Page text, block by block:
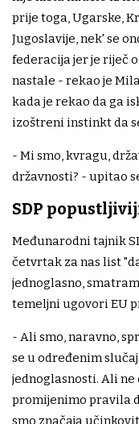
prije toga, Ugarske,
Jugoslavije, nek' se
federacija jer je riječ
nastale - rekao je
kada je rekao da ga
izoštreni instinkt da
- Mi smo, kvragu,
državnosti? - upitao
SDP
Međunarodni tajnik
četvrtak za nas list
jednoglasno,
temeljni ugovori EU
- Ali smo, naravno,
se u određenim
jednoglasnosti. Ali ne
promijenimo pravila
smo značaja